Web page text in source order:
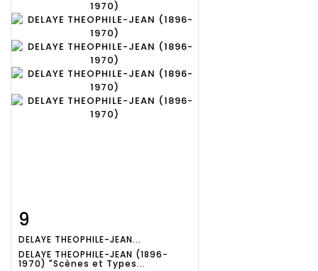
détaillée
9
DELAYE THEOPHILE-JEAN...
DELAYE THEOPHILE-JEAN (1896-
1970) "Scènes et Types...